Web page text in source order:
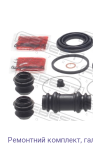
Ремонтний комплект,